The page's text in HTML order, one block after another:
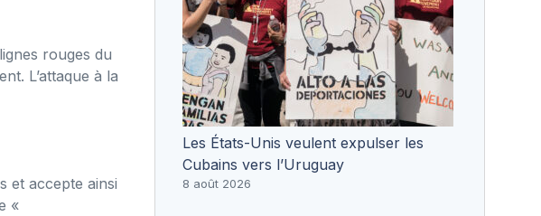
rouges du
L’attaque à la
et accepte ainsi
«
Les États-Unis veulent expulser les
Cubains vers l’Uruguay
8 août 2026